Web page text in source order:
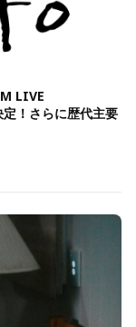
LIVE
！さらに歴代主要